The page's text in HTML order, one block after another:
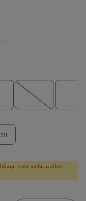
nicht mehr in allen